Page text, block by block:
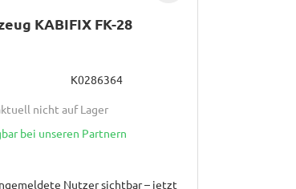
KABIFIX FK-28
K0286364
nicht auf Lager
bei unseren Partnern
Nutzer sichtbar – jetzt